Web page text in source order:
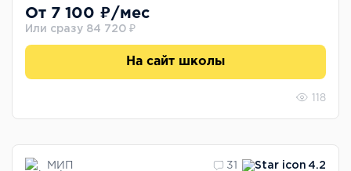
От 7 100 ₽/мес
Или сразу 84 720 ₽
На сайт школы
118
МИП 31 4.2